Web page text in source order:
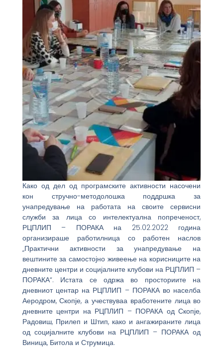
Како од дел од програмските активности насочени
кон стручно-методолошка поддршка за
унапредување на работата на своите сервисни
служби за лица со интелектуална попреченост,
РЦПЛИП – ПОРАКА на 25.02.2022 година
организираше работилница со работен наслов
„Практични активности за унапредување на
вештините за самостојно живеење на корисниците на
дневните центри и социјалните клубови на РЦПЛИП –
ПОРАКА“. Истата се одржа во просториите на
дневниот центар на РЦПЛИП – ПОРАКА во населба
Аеродром, Скопје, а учествуваа вработените лица во
дневните центри на РЦПЛИП – ПОРАКА од Скопје,
Радовиш, Прилеп и Штип, како и ангажираните лица
од социјалните клубови на РЦПЛИП – ПОРАКА од
Виница, Битола и Струмица.